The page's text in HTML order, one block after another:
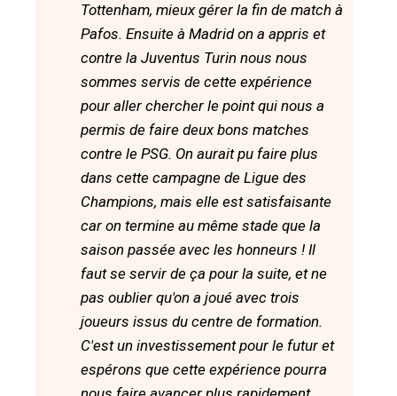
Tottenham, mieux gérer la fin de match à
Pafos. Ensuite à Madrid on a appris et
contre la Juventus Turin nous nous
sommes servis de cette expérience
pour aller chercher le point qui nous a
permis de faire deux bons matches
contre le PSG. On aurait pu faire plus
dans cette campagne de Ligue des
Champions, mais elle est satisfaisante
car on termine au même stade que la
saison passée avec les honneurs ! Il
faut se servir de ça pour la suite, et ne
pas oublier qu'on a joué avec trois
joueurs issus du centre de formation.
C'est un investissement pour le futur et
espérons que cette expérience pourra